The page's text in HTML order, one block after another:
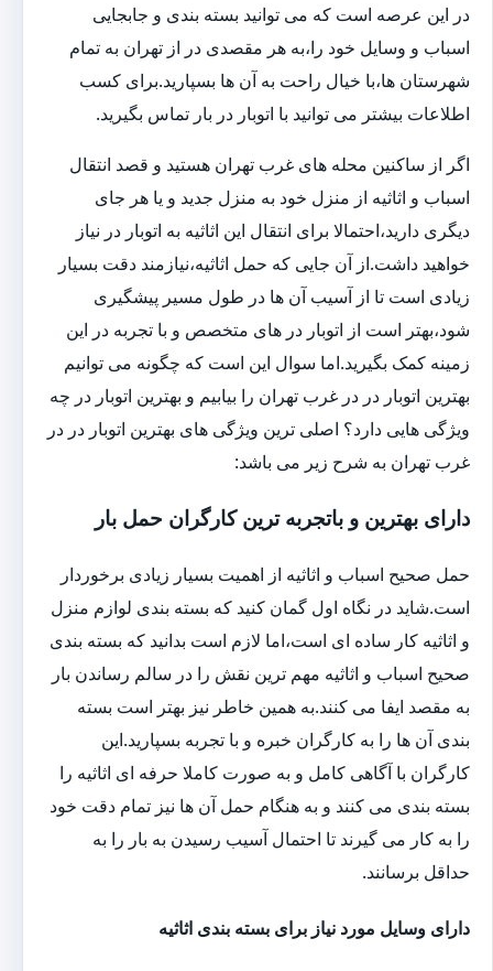
در این عرصه است که می توانید بسته بندی و جابجایی
اسباب و وسایل خود را،به هر مقصدی در از تهران به تمام
شهرستان ها،با خیال راحت به آن ها بسپارید.برای کسب
اطلاعات بیشتر می توانید با اتوبار در بار تماس بگیرید.
اگر از ساکنین محله های غرب تهران هستید و قصد انتقال
اسباب و اثاثیه از منزل خود به منزل جدید و یا هر جای
دیگری دارید،احتمالا برای انتقال این اثاثیه به اتوبار در نیاز
خواهید داشت.از آن جایی که حمل اثاثیه،نیازمند دقت بسیار
زیادی است تا از آسیب آن ها در طول مسیر پیشگیری
شود،بهتر است از اتوبار در های متخصص و با تجربه در این
زمینه کمک بگیرید.اما سوال این است که چگونه می توانیم
بهترین اتوبار در در غرب تهران را بیابیم و بهترین اتوبار در چه
ویژگی هایی دارد؟ اصلی ترین ویژگی های بهترین اتوبار در در
غرب تهران به شرح زیر می باشد:
دارای بهترین و باتجربه ترین کارگران حمل بار
حمل صحیح اسباب و اثاثیه از اهمیت بسیار زیادی برخوردار
است.شاید در نگاه اول گمان کنید که بسته بندی لوازم منزل
و اثاثیه کار ساده ای است،اما لازم است بدانید که بسته بندی
صحیح اسباب و اثاثیه مهم ترین نقش را در سالم رساندن بار
به مقصد ایفا می کنند.به همین خاطر نیز بهتر است بسته
بندی آن ها را به کارگران خبره و با تجربه بسپارید.این
کارگران با آگاهی کامل و به صورت کاملا حرفه ای اثاثیه را
بسته بندی می کنند و به هنگام حمل آن ها نیز تمام دقت خود
را به کار می گیرند تا احتمال آسیب رسیدن به بار را به
حداقل برسانند.
دارای وسایل مورد نیاز برای بسته بندی اثاثیه